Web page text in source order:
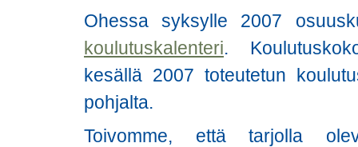
Ohessa syksylle 2007
koulutuskalenteri.
kesällä 2007 toteutetun
pohjalta.
Toivomme, että tarjolla